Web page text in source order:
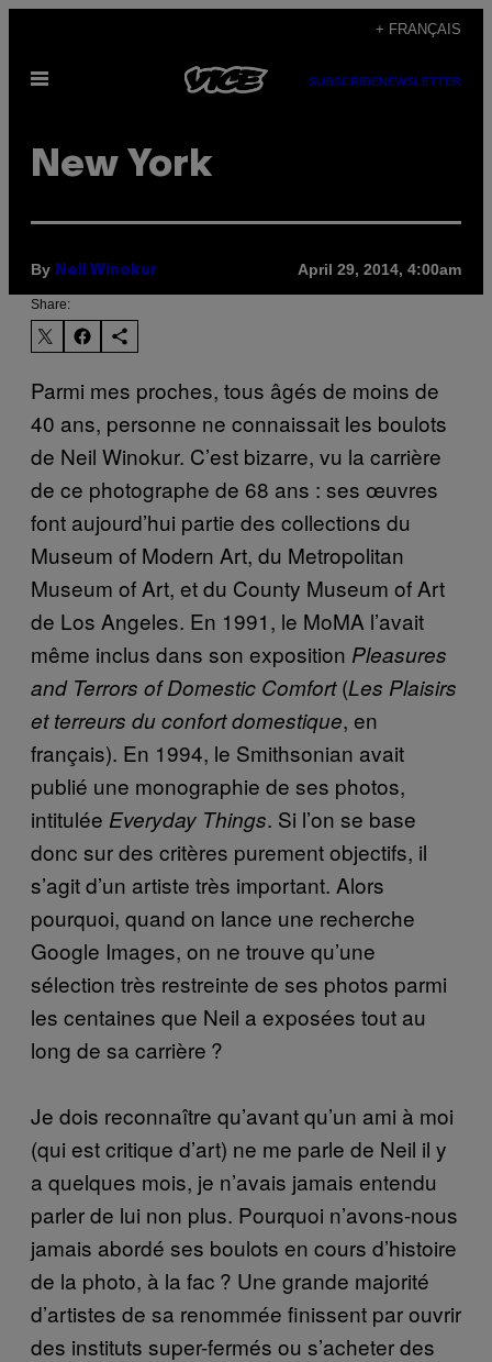
content
+ FRANÇAIS
Open
SUBSCRIBENEWSLETTER
New York
By Neil Winokur April 29, 2014, 4:00am
Share:
Parmi mes proches, tous âgés de moins de
40 ans, personne ne connaissait les boulots
de Neil Winokur. C’est bizarre, vu la carrière
de ce photographe de 68 ans : ses œuvres
font aujourd’hui partie des collections du
Museum of Modern Art, du Metropolitan
Museum of Art, et du County Museum of Art
de Los Angeles. En 1991, le MoMA l’avait
même inclus dans son exposition Pleasures
and Terrors of Domestic Comfort(Les Plaisirs
et terreurs du confort domestique, en
français). En 1994, le Smithsonian avait
publié une monographie de ses photos,
intitulée Everyday Things. Si l’on se base
donc sur des critères purement objectifs, il
s’agit d’un artiste très important. Alors
pourquoi, quand on lance une recherche
Google Images, on ne trouve qu’une
sélection très restreinte de ses photos parmi
les centaines que Neil a exposées tout au
long de sa carrière ?
Je dois reconnaître qu’avant qu’un ami à moi
(qui est critique d’art) ne me parle de Neil il y
a quelques mois, je n’avais jamais entendu
parler de lui non plus. Pourquoi n’avons-nous
jamais abordé ses boulots en cours d’histoire
de la photo, à la fac ? Une grande majorité
d’artistes de sa renommée finissent par ouvrir
des instituts super-fermés ou s’acheter des